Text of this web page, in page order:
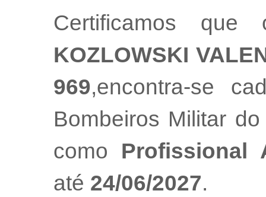
Certificamos
KOZLOWSKI
969,encontra-se
Bombeiros Militar
como Profissional
até 24/06/2027.